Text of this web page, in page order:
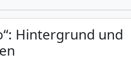
Hintergrund und